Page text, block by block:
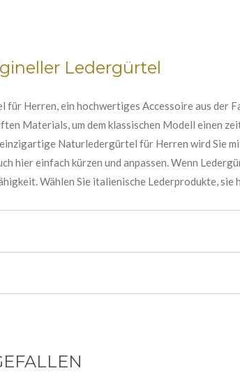
Ledergürtel
Herren, ein hochwertiges Accessoire aus der
Materials, um dem klassischen Modell einen
Naturledergürtel für Herren wird Sie
hier einfach kürzen und anpassen. Wenn
Wählen Sie italienische Lederprodukte, sie